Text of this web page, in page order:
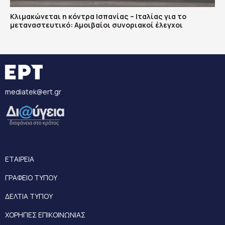
Κλιμακώνεται η κόντρα Ισπανίας – Ιταλίας για το
μεταναστευτικό: Αμοιβαίοι συνοριακοί έλεγχοι
mediatek@ert.gr
ΕΤΑΙΡΕΙΑ
ΓΡΑΦΕΙΟ ΤΥΠΟΥ
ΔΕΛΤΙΑ ΤΥΠΟΥ
ΧΟΡΗΓΙΕΣ ΕΠΙΚΟΙΝΩΝΙΑΣ